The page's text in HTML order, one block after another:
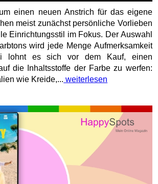
einen neuen Anstrich für das eigene
meist zunächst persönliche Vorlieben
Einrichtungsstil im Fokus. Der Auswahl
wird jede Menge Aufmerksamkeit
lohnt es sich vor dem Kauf, einen
die Inhaltsstoffe der Farbe zu werfen:
wie Kreide,... weiterlesen